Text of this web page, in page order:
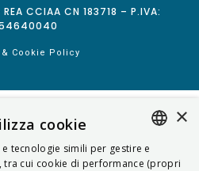
CCIAA CN 183718 – P.IVA:
& Cookie Policy
ITALIAN
×
cookie
tecnologie simili per gestire e
tra cui cookie di performance (propri